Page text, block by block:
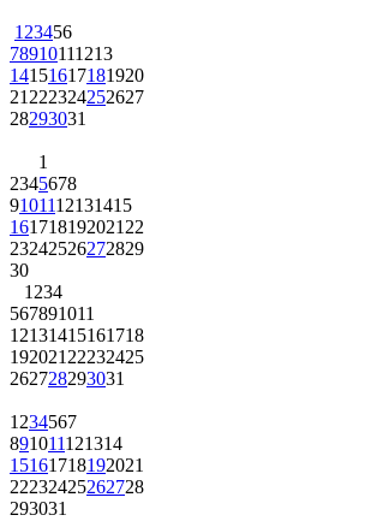
1 23456
78910111213
14151617181920
21 222324252627
28293031
1
2345678
9101112131415
161718192021 22
23242526272829
30
1 234
567891011
12131415161718
192021 22232425
262728293031
1 234567
891011121314
15161718192021
22232425262728
293031